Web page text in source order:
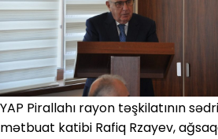
YAP Pirallahı rayon təşkilatının
mətbuat katibi Rafiq Rzayev,